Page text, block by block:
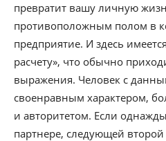
превратит вашу личную
противоположным полом в
предприятие. И здесь
расчету», что обычно
выражения. Человек с
своенравным характером,
и авторитетом. Если
партнере, следующей